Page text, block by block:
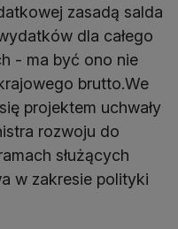
zasadą salda
dla całego
- ma być ono nie
brutto.We
projektem uchwały
rozwoju do
służących
w zakresie polityki